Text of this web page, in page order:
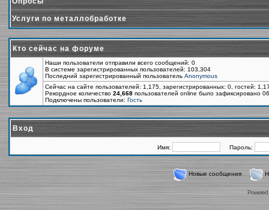
Услуги по металлобработке
Кто сейчас на форуме
Наши пользователи отправили всего сообщений: 0
В системе зарегистрированных пользователей: 103,304
Последний зарегистрированный пользователь Anonymous
Сейчас на сайте пользователей: 1,175, зарегистрированных: 0, гостей:
Рекордное количество 24,668 пользователей online было зафиксировано
Подключены пользователи: Гость
Вход
Имя: Пароль:
Новые сообщения